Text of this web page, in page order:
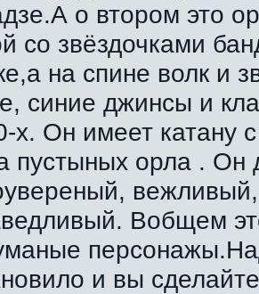
о втором это
со звёздочками
на спине волк и
синие джинсы и
х. Он имеет катану
пустыных орла . Он
Вобщем
и вы